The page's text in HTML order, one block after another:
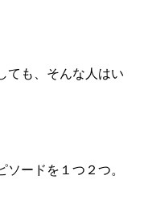
ても、そんな人はい
ソードを１つ２つ。